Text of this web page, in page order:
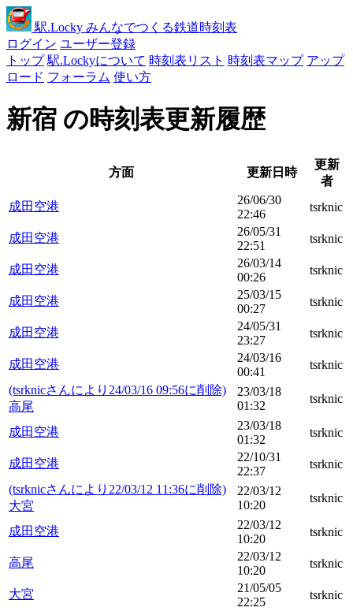
駅.Locky みんなでつくる鉄道時刻表
ログイン ユーザー登録
トップ 駅.Lockyについて 時刻表リスト 時刻表マップ アップ
ロード フォーラム 使い方
新宿 の時刻表更新履歴
方面 更新日時
更新
者
成田空港
26/06/30
22:46
tsrknic
成田空港
26/05/31
22:51
tsrknic
成田空港
26/03/14
00:26
tsrknic
成田空港
25/03/15
00:27
tsrknic
成田空港
24/05/31
23:27
tsrknic
成田空港
24/03/16
00:41
tsrknic
(tsrknicさんにより24/03/16 09:56に削除)
高尾
23/03/18
01:32
tsrknic
成田空港
23/03/18
01:32
tsrknic
成田空港
22/10/31
22:37
tsrknic
(tsrknicさんにより22/03/12 11:36に削除)
大宮
22/03/12
10:20
tsrknic
成田空港
22/03/12
10:20
tsrknic
高尾
22/03/12
10:20
tsrknic
大宮
21/05/05
22:25
tsrknic